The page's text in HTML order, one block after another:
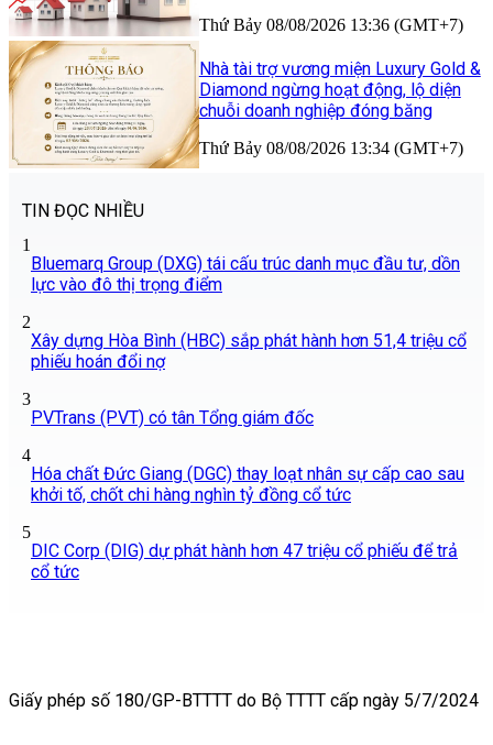
Thứ Bảy 08/08/2026 13:36 (GMT+7)
Nhà tài trợ vương miện Luxury Gold &
Diamond ngừng hoạt động, lộ diện
chuỗi doanh nghiệp đóng băng
Thứ Bảy 08/08/2026 13:34 (GMT+7)
TIN ĐỌC NHIỀU
1
Bluemarq Group (DXG) tái cấu trúc danh mục đầu tư, dồn
lực vào đô thị trọng điểm
2
Xây dựng Hòa Bình (HBC) sắp phát hành hơn 51,4 triệu cổ
phiếu hoán đổi nợ
3
PVTrans (PVT) có tân Tổng giám đốc
4
Hóa chất Đức Giang (DGC) thay loạt nhân sự cấp cao sau
khởi tố, chốt chi hàng nghìn tỷ đồng cổ tức
5
DIC Corp (DIG) dự phát hành hơn 47 triệu cổ phiếu để trả
cổ tức
Giấy phép số 180/GP-BTTTT do Bộ TTTT cấp ngày 5/7/2024